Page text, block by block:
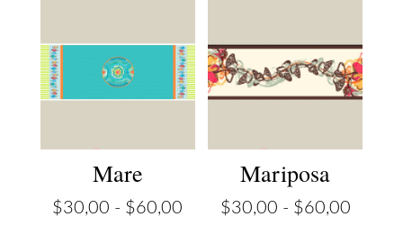
Mare
$30,00 - $60,00 Rango
Mariposa
$30,00 - $60,00Rango